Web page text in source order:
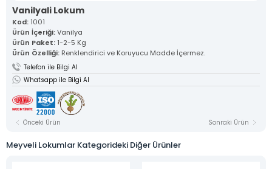
Kurumsal
Mevlana Şekeri
Akide Şekeri
Lokumlar
» Meyveli Lokumlar
» Çesnili Lokumlar
» Sarma Lokumlar
» Cezerye
» Serit Lokumlar
» Gurme Lokumlar
» Vakum Ambalajlı Lokumlar
» Tekli Özel Ambalajlı Lokumlar
Vanilyali Lokum
Kod: 1001
Ürün İçeriği:Vanilya
Ürün Paket: 1-2-5 Kg
Ürün Özelliği: Renklendirici ve Koruyucu Madde İçermez.
Telefon ile Bilgi Al
Whatsapp ile Bilgi Al
Önceki Ürün Sonraki Ürün
Meyveli Lokumlar Kategorideki Diğer Ürünler